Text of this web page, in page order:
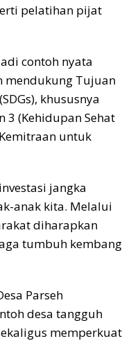
pelatihan pijat
contoh nyata
mendukung Tujuan
khususnya
3 (Kehidupan Sehat
untuk
jangka
anak kita. Melalui
diharapkan
tumbuh kembang
Parseh
desa tangguh
memperkuat